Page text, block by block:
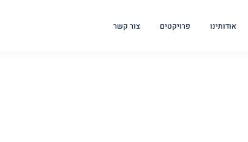
אודותינו פרויקטים צור קשר